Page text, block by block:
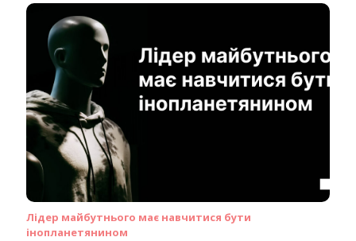
Лідер майбутнього має навчитися бути
інопланетянином